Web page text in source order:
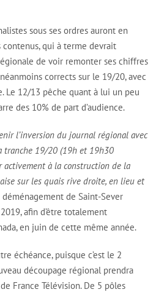
sous ses ordres auront en
qui à terme devrait
de voir remonter ses chiffres
corrects sur le 19/20, avec
Le 12/13 pêche quant à lui un peu
des 10% de part d’audience.
l’inversion du journal régional avec
tranche 19/20 (19h et 19h30
activement à la construction de la
sur les quais rive droite, en lieu et
déménagement de Saint-Sever
afin d’être totalement
en juin de cette même année.
échéance, puisque c’est le 2
découpage régional prendra
France Télévision. De 5 pôles